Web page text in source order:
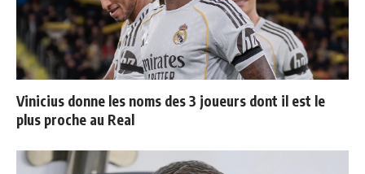
Vinicius donne les noms des 3 joueurs dont il est le
plus proche au Real